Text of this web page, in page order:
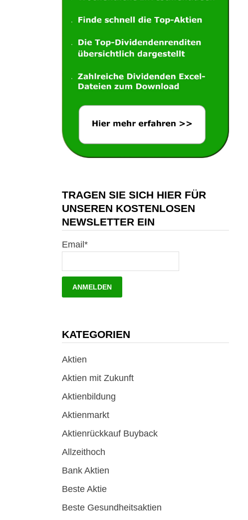
TRAGEN SIE SICH HIER FÜR
UNSEREN KOSTENLOSEN
NEWSLETTER EIN
Email*
KATEGORIEN
Aktien
Aktien mit Zukunft
Aktienbildung
Aktienmarkt
Aktienrückkauf Buyback
Allzeithoch
Bank Aktien
Beste Aktie
Beste Gesundheitsaktien